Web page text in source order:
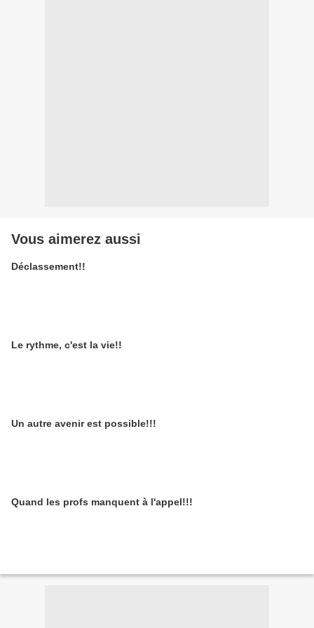
Vous aimerez aussi
Déclassement!!
Le rythme, c'est la vie!!
Un autre avenir est possible!!!
Quand les profs manquent à l'appel!!!